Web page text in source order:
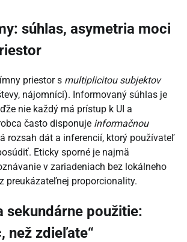
súhlas, asymetria moci
priestor s multiplicitou subjektov
nájomníci). Informovaný súhlas je
nie každý má prístup k UI a
často disponuje informačnou
rozsah dát a inferencií, ktorý používateľ
Eticky sporné je najmä
v zariadeniach bez lokálneho
preukázateľnej proporcionality.
sekundárne použitie:
než zdieľate“